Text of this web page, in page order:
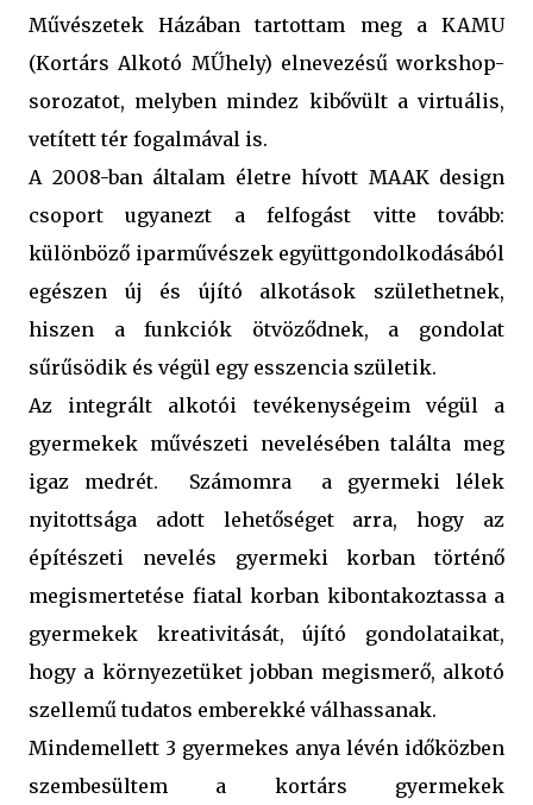
Művészetek Házában tartottam meg a KAMU
(Kortárs Alkotó MŰhely) elnevezésű workshop-
sorozatot, melyben mindez kibővült a virtuális,
vetített tér fogalmával is.
A 2008-ban általam életre hívott MAAK design
csoport ugyanezt a felfogást vitte tovább:
különböző iparművészek együttgondolkodásából
egészen új és újító alkotások születhetnek,
hiszen a funkciók ötvöződnek, a gondolat
sűrűsödik és végül egy esszencia születik.
Az integrált alkotói tevékenységeim végül a
gyermekek művészeti nevelésében találta meg
igaz medrét.
Számomra
a gyermeki lélek
nyitottsága adott lehetőséget arra, hogy az
építészeti nevelés gyermeki korban történő
megismertetése fiatal korban kibontakoztassa a
gyermekek kreativitását, újító gondolataikat,
hogy a környezetüket jobban megismerő, alkotó
szellemű tudatos emberekké válhassanak.
Mindemellett 3 gyermekes anya lévén időközben
szembesültem a kortárs gyermekek